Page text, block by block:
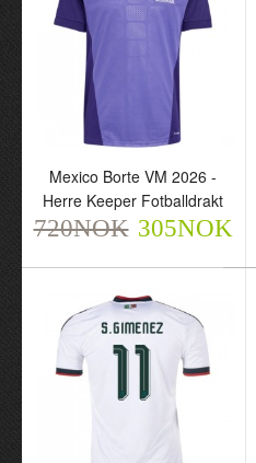
Mexico Borte VM 2026 -
Herre Keeper
720NOK
Mexico Borte VM 2026 -
Herre Keeper Fotballdrakt
720NOK 305NOK